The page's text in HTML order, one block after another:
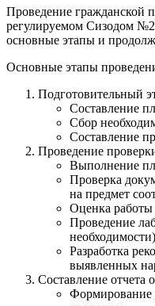
Проведение гражданской
регулируемом Сизодом
основные этапы и
Основные этапы
Подготовительный
Составление
Сбор
Составление
Проведение
Выполнение
Проверка
на предмет
Оценка работы
Проведение
Разработка
выявленных
Составление отчета
Формирование